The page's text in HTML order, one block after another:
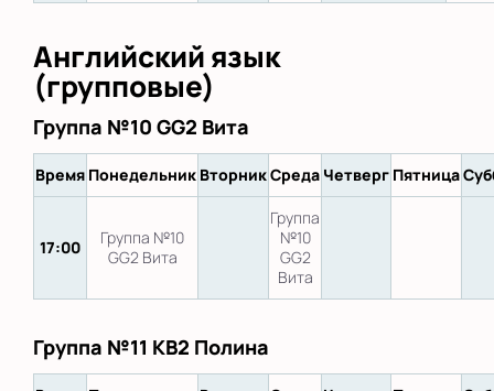
Английский язык
(групповые)
Группа №10 GG2 Вита
Время Понедельник ВторникСреда Четверг Пятница
17:00
Группа №10
GG2 Вита
Группа
№10
GG2
Вита
Группа №11 KB2 Полина